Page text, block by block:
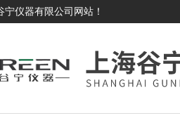
仪器有限公司网站！